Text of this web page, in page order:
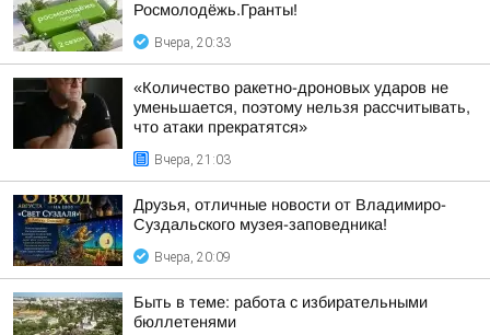
Росмолодёжь.Гранты!
Вчера, 20:33
«Количество ракетно-дроновых ударов не
уменьшается, поэтому нельзя рассчитывать,
что атаки прекратятся»
Вчера, 21:03
Друзья, отличные новости от Владимиро-
Суздальского музея-заповедника!
Вчера, 20:09
Быть в теме: работа с избирательными
бюллетенями